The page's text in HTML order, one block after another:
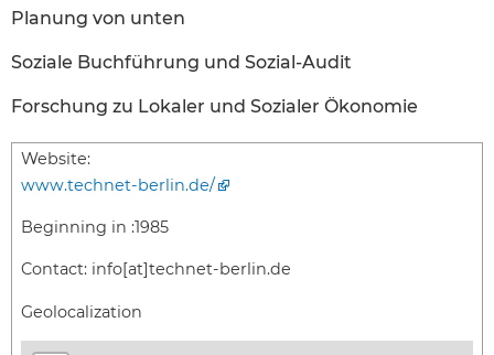
Planung von unten
Soziale Buchführung und Sozial-Audit
Forschung zu Lokaler und Sozialer Ökonomie
Website:
www.technet-berlin.de/
Beginning in :1985
Contact: info[at]technet-berlin.de
Geolocalization